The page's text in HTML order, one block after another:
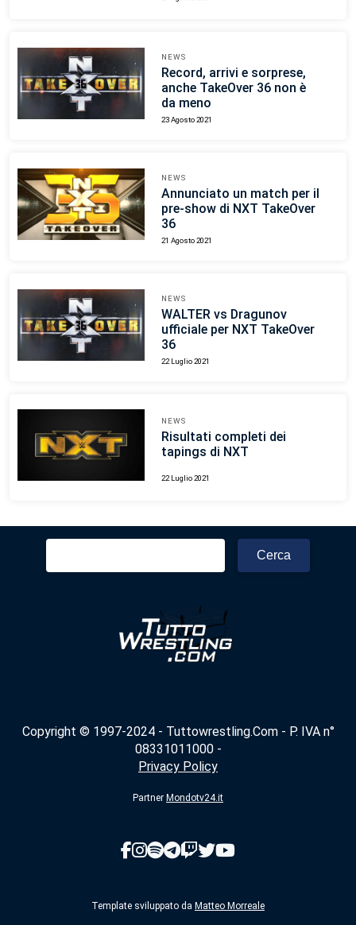
NEWS
Record, arrivi e sorprese,
anche TakeOver 36 non è
da meno
23 Agosto 2021
NEWS
Annunciato un match per il
pre-show di NXT TakeOver
36
21 Agosto 2021
NEWS
WALTER vs Dragunov
ufficiale per NXT TakeOver
36
22 Luglio 2021
NEWS
Risultati completi dei
tapings di NXT
22 Luglio 2021
Ricerca
Copyright © 1997-2024 - Tuttowrestling.Com - P. IVA n°
08331011000 -
Privacy Policy
Partner Mondotv24.it
Template sviluppato da Matteo Morreale